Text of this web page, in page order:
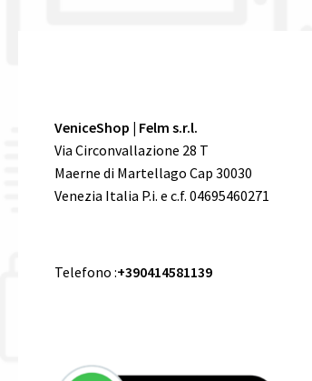
VeniceShop | Felm s.r.l.
Via Circonvallazione 28 T
Maerne di Martellago Cap 30030
Venezia Italia P.i. e c.f. 04695460271
Telefono :+390414581139